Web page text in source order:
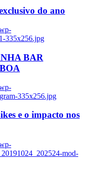
do ano
335x256.jpg
BAR
335x256.jpg
e o impacto nos
mod-